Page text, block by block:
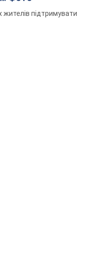
жителів підтримувати